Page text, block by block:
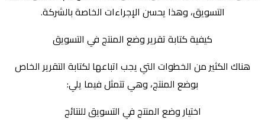
التسويق، وهذا يحسن الإجراءات الخاصة بالشركة.
كيفية كتابة تقرير وضع المنتج في التسويق
هناك الكثير من الخطوات التي يجب اتباعها لكتابة التقرير الخاص
بوضع المنتج، وهي تتمثل فيما يلي:
اختيار وضع المنتج في التسويق للنتائج